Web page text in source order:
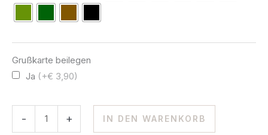
Grußkarte beilegen
Ja (+€ 3,90)
- + IN DEN WARENKORB